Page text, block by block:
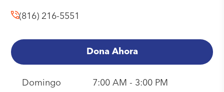
(816) 216-5551
Dona Ahora
Domingo 7:00 AM - 3:00 PM